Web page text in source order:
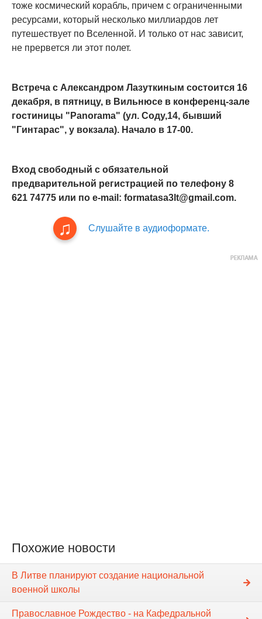
тоже космический корабль, причем с ограниченными
ресурсами, который несколько миллиардов лет
путешествует по Вселенной. И только от нас зависит,
не прервется ли этот полет.
Встреча с Александром Лазуткиным состоится 16
декабря, в пятницу, в Вильнюсе в конференц-зале
гостиницы "Panorama" (ул. Соду,14, бывший
"Гинтарас", у вокзала). Начало в 17-00.
Вход свободный с обязательной
предварительной регистрацией по телефону 8
621 74775 или по e-mail: formatasa3lt@gmail.com.
Слушайте в аудиоформате.
Похожие новости
В Литве планируют создание национальной
военной школы
Православное Рождество - на Кафедральной